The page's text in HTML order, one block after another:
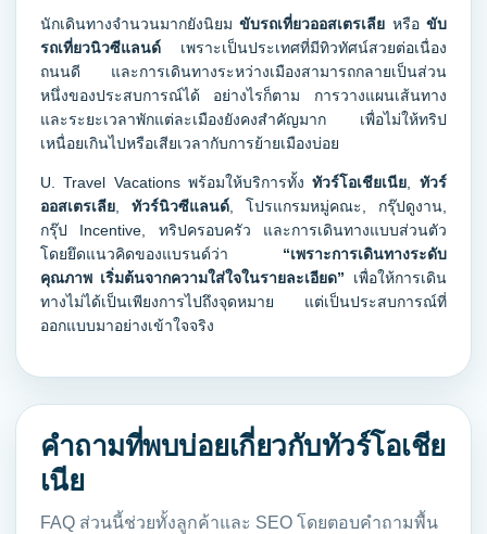
นักเดินทางจำนวนมากยังนิยม ขับรถเที่ยวออสเตรเลีย หรือ ขับ
รถเที่ยวนิวซีแลนด์
ถนนดี และการเดินทางระหว่างเมืองสามารถกลายเป็นส่วน
หนึ่งของประสบการณ์ได้ อย่างไรก็ตาม การวางแผนเส้นทาง
และระยะเวลาพักแต่ละเมืองยังคงสำคัญมาก เพื่อไม่ให้ทริป
เหนื่อยเกินไปหรือเสียเวลากับการย้ายเมืองบ่อย
U. Travel Vacations พร้อมให้บริการทั้ง ทัวร์โอเชียเนีย, ทัวร์
ออสเตรเลีย, ทัวร์นิวซีแลนด์, โปรแกรมหมู่คณะ, กรุ๊ปดูงาน,
กรุ๊ป Incentive, ทริปครอบครัว และการเดินทางแบบส่วนตัว
โดยยึดแนวคิดของแบรนด์ว่า “เพราะการเดินทางระดับ
คุณภาพ เริ่มต้นจากความใส่ใจในรายละเอียด”
ทางไม่ได้เป็นเพียงการไปถึงจุดหมาย แต่เป็นประสบการณ์ที่
ออกแบบมาอย่างเข้าใจจริง
คำถามที่พบบ่อยเกี่ยวกับทัวร์โอเชีย
เนีย
FAQ ส่วนนี้ช่วยทั้งลูกค้าและ SEO โดยตอบคำถามพื้น